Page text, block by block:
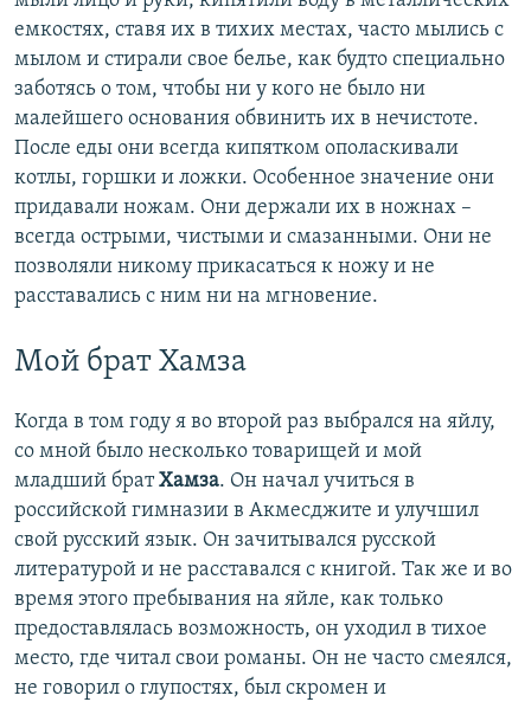
емкостях, ставя их в тихих местах, часто мылись с
мылом и стирали свое белье, как будто специально
заботясь о том, чтобы ни у кого не было ни
малейшего основания обвинить их в нечистоте.
После еды они всегда кипятком ополаскивали
котлы, горшки и ложки. Особенное значение они
придавали ножам. Они держали их в ножнах –
всегда острыми, чистыми и смазанными. Они не
позволяли никому прикасаться к ножу и не
расставались с ним ни на мгновение.
Мой брат Хамза
Когда в том году я во второй раз выбрался на яйлу,
со мной было несколько товарищей и мой
младший братХамза. Он начал учиться в
российской гимназии в Акмесджите и улучшил
свой русский язык. Он зачитывался русской
литературой и не расставался с книгой. Так же и во
время этого пребывания на яйле, как только
предоставлялась возможность, он уходил в тихое
место, где читал свои романы. Он не часто смеялся,
не говорил о глупостях, был скромен и